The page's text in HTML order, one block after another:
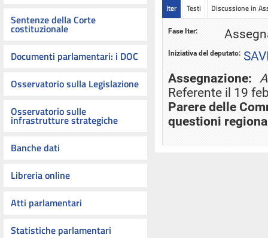
Sentenze della Corte
costituzionale
Documenti parlamentari: i DOC
Osservatorio sulla Legislazione
Osservatorio sulle
infrastrutture strategiche
Banche dati
Libreria online
Atti parlamentari
Statistiche parlamentari
Iter Testi Discussione in
Fase Iter:
Iniziativa del deputato:
Assegnazione:
Referente il 19
Parere delle
questioni